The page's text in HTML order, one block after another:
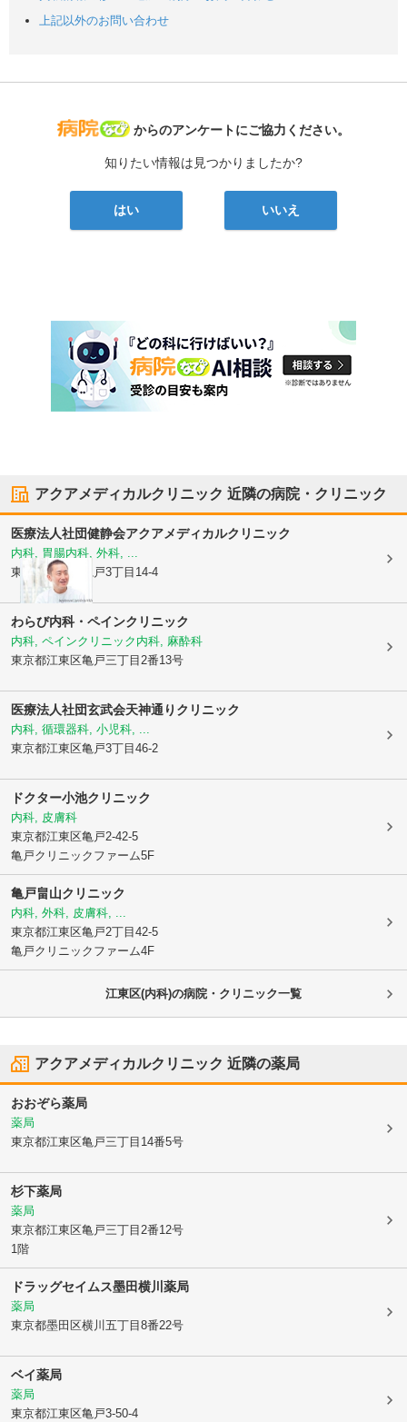
上記以外のお問い合わせ
病院なび
からのアンケートにご協力ください。
知りたい情報は見つかりましたか?
はい いいえ
アクアメディカルクリニック 近隣の病院・クリニック
医療法人社団健静会アクアメディカルクリニック
内科, 胃腸内科, 外科, ...
東京都江東区
亀戸3丁目14-4
わらび内科・ペインクリニック
内科, ペインクリニック内科, 麻酔科
東京都江東区亀戸三丁目2番13号
医療法人社団玄武会天神通りクリニック
内科, 循環器科, 小児科, ...
東京都江東区亀戸3丁目46-2
ドクター小池クリニック
内科, 皮膚科
東京都江東区亀戸2-42-5
亀戸クリニックファーム5F
亀戸畠山クリニック
内科, 外科, 皮膚科, ...
東京都江東区亀戸2丁目42-5
亀戸クリニックファーム4F
江東区(内科)の病院・クリニック一覧
アクアメディカルクリニック 近隣の薬局
おおぞら薬局
薬局
東京都江東区亀戸三丁目14番5号
杉下薬局
薬局
東京都江東区亀戸三丁目2番12号
1階
ドラッグセイムス墨田横川薬局
薬局
東京都墨田区横川五丁目8番22号
ベイ薬局
薬局
東京都江東区亀戸3-50-4